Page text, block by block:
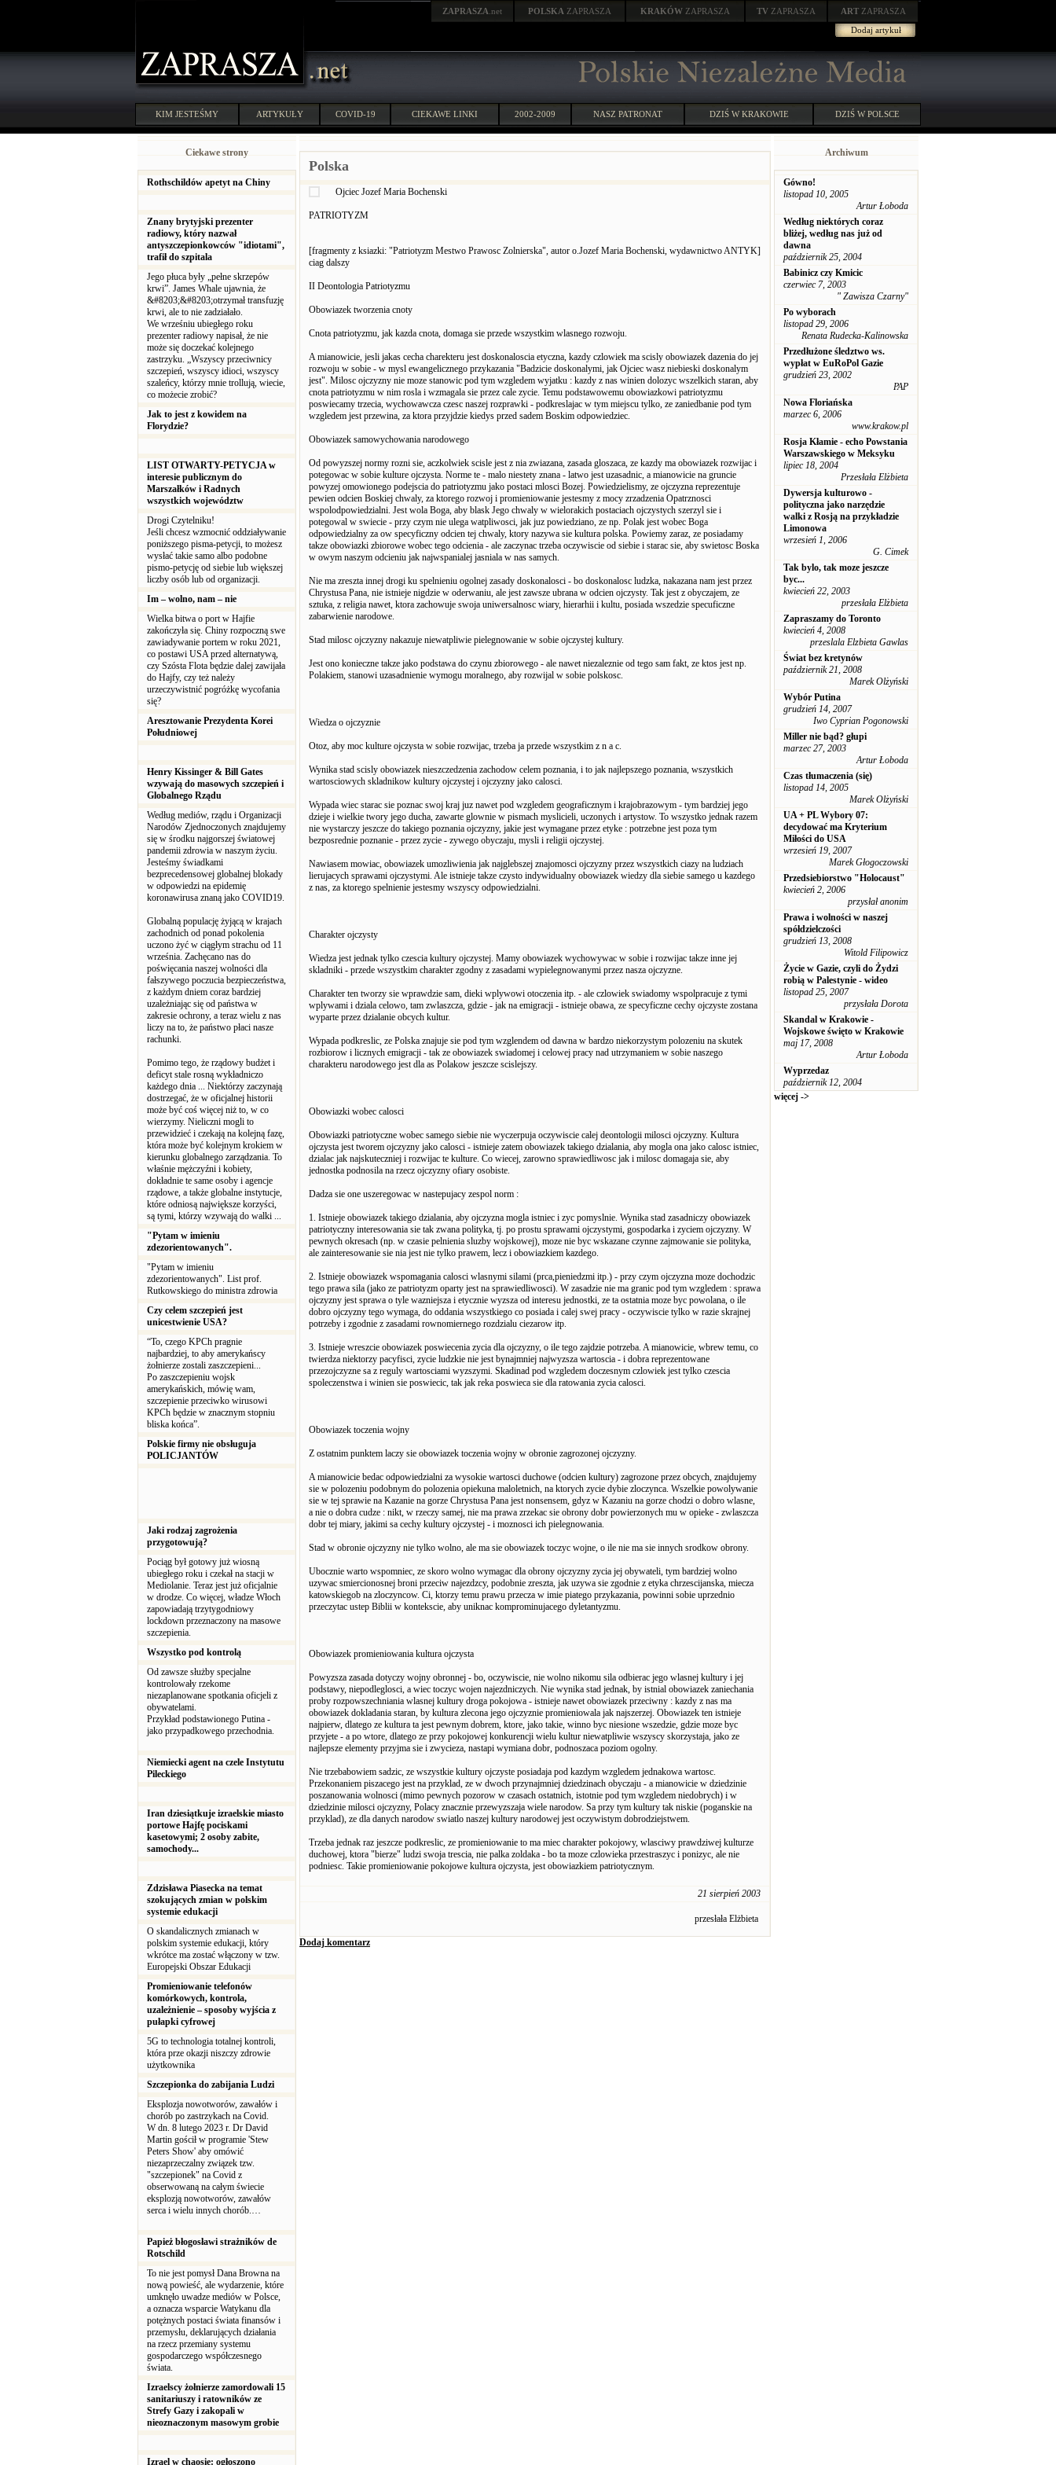
ZAPRASZA .net POLSKA ZAPRASZA KRAKÓW ZAPRASZA TV ZAPRASZA ART ZAPRASZA
Dodaj artykuł
KIM JESTEŚMY ARTYKUŁY COVID-19 CIEKAWE LINKI 2002-2009 NASZ PATRONAT DZIŚ W KRAKOWIE DZIŚ W POLSCE
Ciekawe strony
Rothschildów apetyt na Chiny
Znany brytyjski prezenter
radiowy, który nazwał
antyszczepionkowców "idiotami",
trafił do szpitala
Jego płuca były „pełne skrzepów
krwi”. James Whale ujawnia, że
&#8203;&#8203;otrzymał transfuzję
krwi, ale to nie zadziałało.
We wrześniu ubiegłego roku
prezenter radiowy napisał, że nie
może się doczekać kolejnego
zastrzyku. „Wszyscy przeciwnicy
szczepień, wszyscy idioci, wszyscy
szaleńcy, którzy mnie trollują, wiecie,
co możecie zrobić?
Jak to jest z kowidem na
Florydzie?
LIST OTWARTY-PETYCJA w
interesie publicznym do
Marszałków i Radnych
wszystkich województw
Drogi Czytelniku!
Jeśli chcesz wzmocnić oddziaływanie
poniższego pisma-petycji, to możesz
wysłać takie samo albo podobne
pismo-petycję od siebie lub większej
liczby osób lub od organizacji.
Im – wolno, nam – nie
Wielka bitwa o port w Hajfie
zakończyła się. Chiny rozpoczną swe
zawiadywanie portem w roku 2021,
co postawi USA przed alternatywą,
czy Szósta Flota będzie dalej zawijała
do Hajfy, czy też należy
urzeczywistnić pogróżkę wycofania
się?
Aresztowanie Prezydenta Korei
Południowej
Henry Kissinger & Bill Gates
wzywają do masowych szczepień i
Globalnego Rządu
Według mediów, rządu i Organizacji
Narodów Zjednoczonych znajdujemy
się w środku najgorszej światowej
pandemii zdrowia w naszym życiu.
Jesteśmy świadkami
bezprecedensowej globalnej blokady
w odpowiedzi na epidemię
koronawirusa znaną jako COVID19.
Globalną populację żyjącą w krajach
zachodnich od ponad pokolenia
uczono żyć w ciągłym strachu od 11
września. Zachęcano nas do
poświęcania naszej wolności dla
fałszywego poczucia bezpieczeństwa,
z każdym dniem coraz bardziej
uzależniając się od państwa w
zakresie ochrony, a teraz wielu z nas
liczy na to, że państwo płaci nasze
rachunki.
Pomimo tego, że rządowy budżet i
deficyt stale rosną wykładniczo
każdego dnia ... Niektórzy zaczynają
dostrzegać, że w oficjalnej historii
może być coś więcej niż to, w co
wierzymy. Nieliczni mogli to
przewidzieć i czekają na kolejną fazę,
która może być kolejnym krokiem w
kierunku globalnego zarządzania. To
właśnie mężczyźni i kobiety,
dokładnie te same osoby i agencje
rządowe, a także globalne instytucje,
które odniosą największe korzyści,
są tymi, którzy wzywają do walki ...
"Pytam w imieniu
zdezorientowanych".
"Pytam w imieniu
zdezorientowanych". List prof.
Rutkowskiego do ministra zdrowia
Czy celem szczepień jest
unicestwienie USA?
“To, czego KPCh pragnie
najbardziej, to aby amerykańscy
żołnierze zostali zaszczepieni...
Po zaszczepieniu wojsk
amerykańskich, mówię wam,
szczepienie przeciwko wirusowi
KPCh będzie w znacznym stopniu
bliska końca”.
Polskie firmy nie obsługuja
POLICJANTÓW
Jaki rodzaj zagrożenia
przygotowują?
Pociąg był gotowy już wiosną
ubiegłego roku i czekał na stacji w
Mediolanie. Teraz jest już oficjalnie
w drodze. Co więcej, władze Włoch
zapowiadają trzytygodniowy
lockdown przeznaczony na masowe
szczepienia.
Wszystko pod kontrolą
Od zawsze służby specjalne
kontrolowały rzekome
niezaplanowane spotkania oficjeli z
obywatelami.
Przykład podstawionego Putina -
jako przypadkowego przechodnia.
Niemiecki agent na czele Instytutu
Pileckiego
Iran dziesiątkuje izraelskie miasto
portowe Hajfę pociskami
kasetowymi; 2 osoby zabite,
samochody...
Zdzisława Piasecka na temat
szokujących zmian w polskim
systemie edukacji
O skandalicznych zmianach w
polskim systemie edukacji, który
wkrótce ma zostać włączony w tzw.
Europejski Obszar Edukacji
Promieniowanie telefonów
komórkowych, kontrola,
uzależnienie – sposoby wyjścia z
pułapki cyfrowej
5G to technologia totalnej kontroli,
która prze okazji niszczy zdrowie
użytkownika
Szczepionka do zabijania Ludzi
Eksplozja nowotworów, zawałów i
chorób po zastrzykach na Covid.
W dn. 8 lutego 2023 r. Dr David
Martin gościł w programie 'Stew
Peters Show' aby omówić
niezaprzeczalny związek tzw.
"szczepionek" na Covid z
obserwowaną na całym świecie
eksplozją nowotworów, zawałów
serca i wielu innych chorób.…
Papież błogosławi strażników de
Rotschild
To nie jest pomysł Dana Browna na
nową powieść, ale wydarzenie, które
umknęło uwadze mediów w Polsce,
a oznacza wsparcie Watykanu dla
potężnych postaci świata finansów i
przemysłu, deklarujących działania
na rzecz przemiany systemu
gospodarczego współczesnego
świata.
Izraelscy żołnierze zamordowali 15
sanitariuszy i ratowników ze
Strefy Gazy i zakopali w
nieoznaczonym masowym grobie
Izrael w chaosie: ogłoszono
Polska
Ojciec Jozef Maria Bochenski
PATRIOTYZM
[fragmenty z ksiazki: "Patriotyzm Mestwo Prawosc Zolnierska", autor o.Jozef Maria Bochenski, wydawnictwo ANTYK]
ciag dalszy
II Deontologia Patriotyzmu
Obowiazek tworzenia cnoty
Cnota patriotyzmu, jak kazda cnota, domaga sie przede wszystkim wlasnego rozwoju.
A mianowicie, jesli jakas cecha charekteru jest doskonaloscia etyczna, kazdy czlowiek ma scisly obowiazek dazenia do jej
rozwoju w sobie - w mysl ewangelicznego przykazania "Badzicie doskonalymi, jak Ojciec wasz niebieski doskonalym
jest". Milosc ojczyzny nie moze stanowic pod tym wzgledem wyjatku : kazdy z nas winien dolozyc wszelkich staran, aby
cnota patriotyzmu w nim rosla i wzmagala sie przez cale zycie. Temu podstawowemu obowiazkowi patriotyzmu
poswiecamy trzecia, wychowawcza czesc naszej rozprawki - podkreslajac w tym miejscu tylko, ze zaniedbanie pod tym
wzgledem jest przewina, za ktora przyjdzie kiedys przed sadem Boskim odpowiedziec.
Obowiazek samowychowania narodowego
Od powyzszej normy rozni sie, aczkolwiek scisle jest z nia zwiazana, zasada gloszaca, ze kazdy ma obowiazek rozwijac i
potegowac w sobie kulture ojczysta. Norme te - malo niestety znana - latwo jest uzasadnic, a mianowicie na gruncie
powyzej omowionego podejscia do patriotyzmu jako postaci mlosci Bozej. Powiedzielismy, ze ojczyzna reprezentuje
pewien odcien Boskiej chwaly, za ktorego rozwoj i promieniowanie jestesmy z mocy zrzadzenia Opatrznosci
wspolodpowiedzialni. Jest wola Boga, aby blask Jego chwaly w wielorakich postaciach ojczystych szerzyl sie i
potegowal w swiecie - przy czym nie ulega watpliwosci, jak juz powiedziano, ze np. Polak jest wobec Boga
odpowiedzialny za ow specyficzny odcien tej chwaly, ktory nazywa sie kultura polska. Powiemy zaraz, ze posiadamy
takze obowiazki zbiorowe wobec tego odcienia - ale zaczynac trzeba oczywiscie od siebie i starac sie, aby swietosc Boska
w owym naszym odcieniu jak najwspanialej jasniala w nas samych.
Nie ma zreszta innej drogi ku spelnieniu ogolnej zasady doskonalosci - bo doskonalosc ludzka, nakazana nam jest przez
Chrystusa Pana, nie istnieje nigdzie w oderwaniu, ale jest zawsze ubrana w odcien ojczysty. Tak jest z obyczajem, ze
sztuka, z religia nawet, ktora zachowuje swoja uniwersalnosc wiary, hierarhii i kultu, posiada wszedzie specuficzne
zabarwienie narodowe.
Stad milosc ojczyzny nakazuje niewatpliwie pielegnowanie w sobie ojczystej kultury.
Jest ono konieczne takze jako podstawa do czynu zbiorowego - ale nawet niezaleznie od tego sam fakt, ze ktos jest np.
Polakiem, stanowi uzasadnienie wymogu moralnego, aby rozwijal w sobie polskosc.
Wiedza o ojczyznie
Otoz, aby moc kulture ojczysta w sobie rozwijac, trzeba ja przede wszystkim z n a c.
Wynika stad scisly obowiazek nieszczedzenia zachodow celem poznania, i to jak najlepszego poznania, wszystkich
wartosciowych skladnikow kultury ojczystej i ojczyzny jako calosci.
Wypada wiec starac sie poznac swoj kraj juz nawet pod wzgledem geograficznym i krajobrazowym - tym bardziej jego
dzieje i wielkie twory jego ducha, zawarte glownie w pismach myslicieli, uczonych i artystow. To wszystko jednak razem
nie wystarczy jeszcze do takiego poznania ojczyzny, jakie jest wymagane przez etyke : potrzebne jest poza tym
bezposrednie poznanie - przez zycie - zywego obyczaju, mysli i religii ojczystej.
Nawiasem mowiac, obowiazek umozliwienia jak najglebszej znajomosci ojczyzny przez wszystkich ciazy na ludziach
lierujacych sprawami ojczystymi. Ale istnieje takze czysto indywidualny obowiazek wiedzy dla siebie samego u kazdego
z nas, za ktorego spelnienie jestesmy wszyscy odpowiedzialni.
Charakter ojczysty
Wiedza jest jednak tylko czescia kultury ojczystej. Mamy obowiazek wychowywac w sobie i rozwijac takze inne jej
skladniki - przede wszystkim charakter zgodny z zasadami wypielegnowanymi przez nasza ojczyzne.
Charakter ten tworzy sie wprawdzie sam, dieki wplywowi otoczenia itp. - ale czlowiek swiadomy wspolpracuje z tymi
wplywami i dziala celowo, tam zwlaszcza, gdzie - jak na emigracji - istnieje obawa, ze specyficzne cechy ojczyste zostana
wyparte przez dzialanie obcych kultur.
Wypada podkreslic, ze Polska znajuje sie pod tym wzglendem od dawna w bardzo niekorzystym polozeniu na skutek
rozbiorow i licznych emigracji - tak ze obowiazek swiadomej i celowej pracy nad utrzymaniem w sobie naszego
charakteru narodowego jest dla as Polakow jeszcze scislejszy.
Obowiazki wobec calosci
Obowiazki patriotyczne wobec samego siebie nie wyczerpuja oczywiscie calej deontologii milosci ojczyzny. Kultura
ojczysta jest tworem ojczyzny jako calosci - istnieje zatem obowiazek takiego dzialania, aby mogla ona jako calosc istniec,
dzialac jak najskuteczniej i rozwijac te kulture. Co wiecej, zarowno sprawiedliwosc jak i milosc domagaja sie, aby
jednostka podnosila na rzecz ojczyzny ofiary osobiste.
Dadza sie one uszeregowac w nastepujacy zespol norm :
1. Istnieje obowiazek takiego dzialania, aby ojczyzna mogla istniec i zyc pomyslnie. Wynika stad zasadniczy obowiazek
patriotyczny interesowania sie tak zwana polityka, tj. po prostu sprawami ojczystymi, gospodarka i zyciem ojczyzny. W
pewnych okresach (np. w czasie pelnienia sluzby wojskowej), moze nie byc wskazane czynne zajmowanie sie polityka,
ale zainteresowanie sie nia jest nie tylko prawem, lecz i obowiazkiem kazdego.
2. Istnieje obowiazek wspomagania calosci wlasnymi silami (prca,pieniedzmi itp.) - przy czym ojczyzna moze dochodzic
tego prawa sila (jako ze patriotyzm oparty jest na sprawiedliwosci). W zasadzie nie ma granic pod tym wzgledem : sprawa
ojczyzny jest sprawa o tyle wazniejsza i etycznie wyzsza od interesu jednostki, ze ta ostatnia moze byc powolana, o ile
dobro ojczyzny tego wymaga, do oddania wszystkiego co posiada i calej swej pracy - oczywiscie tylko w razie skrajnej
potrzeby i zgodnie z zasadami rownomiernego rozdzialu ciezarow itp.
3. Istnieje wreszcie obowiazek poswiecenia zycia dla ojczyzny, o ile tego zajdzie potrzeba. A mianowicie, wbrew temu, co
twierdza niektorzy pacyfisci, zycie ludzkie nie jest bynajmniej najwyzsza wartoscia - i dobra reprezentowane
przezojczyzne sa z reguly wartosciami wyzszymi. Skadinad pod wzgledem doczesnym czlowiek jest tylko czescia
spoleczenstwa i winien sie poswiecic, tak jak reka poswieca sie dla ratowania zycia calosci.
Obowiazek toczenia wojny
Z ostatnim punktem laczy sie obowiazek toczenia wojny w obronie zagrozonej ojczyzny.
A mianowicie bedac odpowiedzialni za wysokie wartosci duchowe (odcien kultury) zagrozone przez obcych, znajdujemy
sie w polozeniu podobnym do polozenia opiekuna maloletnich, na ktorych zycie dybie zloczynca. Wszelkie powolywanie
sie w tej sprawie na Kazanie na gorze Chrystusa Pana jest nonsensem, gdyz w Kazaniu na gorze chodzi o dobro wlasne,
a nie o dobra cudze : nikt, w rzeczy samej, nie ma prawa zrzekac sie obrony dobr powierzonych mu w opieke - zwlaszcza
dobr tej miary, jakimi sa cechy kultury ojczystej - i moznosci ich pielegnowania.
Stad w obronie ojczyzny nie tylko wolno, ale ma sie obowiazek toczyc wojne, o ile nie ma sie innych srodkow obrony.
Ubocznie warto wspomniec, ze skoro wolno wymagac dla obrony ojczyzny zycia jej obywateli, tym bardziej wolno
uzywac smiercionosnej broni przeciw najezdzcy, podobnie zreszta, jak uzywa sie zgodnie z etyka chrzescijanska, miecza
katowskiegob na zloczyncow. Ci, ktorzy temu prawu przecza w imie piatego przykazania, powinni sobie uprzednio
przeczytac ustep Biblii w kontekscie, aby uniknac komprominujacego dyletantyzmu.
Obowiazek promieniowania kultura ojczysta
Powyzsza zasada dotyczy wojny obronnej - bo, oczywiscie, nie wolno nikomu sila odbierac jego wlasnej kultury i jej
podstawy, niepodleglosci, a wiec toczyc wojen najezdniczych. Nie wynika stad jednak, by istnial obowiazek zaniechania
proby rozpowszechniania wlasnej kultury droga pokojowa - istnieje nawet obowiazek przeciwny : kazdy z nas ma
obowiazek dokladania staran, by kultura zlecona jego ojczyznie promieniowala jak najszerzej. Obowiazek ten istnieje
najpierw, dlatego ze kultura ta jest pewnym dobrem, ktore, jako takie, winno byc niesione wszedzie, gdzie moze byc
przyjete - a po wtore, dlatego ze przy pokojowej konkurencji wielu kultur niewatpliwie wszyscy skorzystaja, jako ze
najlepsze elementy przyjma sie i zwycieza, nastapi wymiana dobr, podnoszaca poziom ogolny.
Nie trzebabowiem sadzic, ze wszystkie kultury ojczyste posiadaja pod kazdym wzgledem jednakowa wartosc.
Przekonaniem piszacego jest na przyklad, ze w dwoch przynajmniej dziedzinach obyczaju - a mianowicie w dziedzinie
poszanowania wolnosci (mimo pewnych pozorow w czasach ostatnich, istotnie pod tym wzgledem niedobrych) i w
dziedzinie milosci ojczyzny, Polacy znacznie przewyzszaja wiele narodow. Sa przy tym kultury tak niskie (poganskie na
przyklad), ze dla danych narodow swiatlo naszej kultury narodowej jest oczywistym dobrodziejstwem.
Trzeba jednak raz jeszcze podkreslic, ze promieniowanie to ma miec charakter pokojowy, wlasciwy prawdziwej kulturze
duchowej, ktora "bierze" ludzi swoja trescia, nie palka zoldaka - bo ta moze czlowieka przestraszyc i ponizyc, ale nie
podniesc. Takie promieniowanie pokojowe kultura ojczysta, jest obowiazkiem patriotycznym.
21 sierpień 2003
przesłała Elżbieta
Dodaj komentarz
Archiwum
Gówno!
listopad 10, 2005
Artur Łoboda
Według niektórych coraz
bliżej, według nas już od
dawna
październik 25, 2004
Babinicz czy Kmicic
czerwiec 7, 2003
" Zawisza Czarny"
Po wyborach
listopad 29, 2006
Renata Rudecka-Kalinowska
Przedłużone śledztwo ws.
wypłat w EuRoPol Gazie
grudzień 23, 2002
PAP
Nowa Floriańska
marzec 6, 2006
www.krakow.pl
Rosja Kłamie - echo Powstania
Warszawskiego w Meksyku
lipiec 18, 2004
Przesłała Elżbieta
Dywersja kulturowo -
polityczna jako narzędzie
walki z Rosją na przykładzie
Limonowa
wrzesień 1, 2006
G. Cimek
Tak bylo, tak moze jeszcze
byc...
kwiecień 22, 2003
przesłała Elżbieta
Zapraszamy do Toronto
kwiecień 4, 2008
przeslala Elzbieta Gawlas
Świat bez kretynów
październik 21, 2008
Marek Olżyński
Wybór Putina
grudzień 14, 2007
Iwo Cyprian Pogonowski
Miller nie bąd? głupi
marzec 27, 2003
Artur Łoboda
Czas tłumaczenia (się)
listopad 14, 2005
Marek Olżyński
UA + PL Wybory 07:
decydować ma Kryterium
Miłości do USA
wrzesień 19, 2007
Marek Głogoczowski
Przedsiebiorstwo "Holocaust"
kwiecień 2, 2006
przysłał anonim
Prawa i wolności w naszej
spółdzielczości
grudzień 13, 2008
Witold Filipowicz
Życie w Gazie, czyli do Żydzi
robią w Palestynie - wideo
listopad 25, 2007
przysłała Dorota
Skandal w Krakowie -
Wojskowe święto w Krakowie
maj 17, 2008
Artur Łoboda
Wyprzedaz
październik 12, 2004
więcej ->